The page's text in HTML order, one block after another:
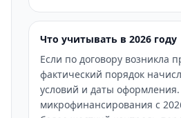
Что учитывать в 2026 году
Если по договору возникла
фактический порядок
условий и даты
микрофинансирования с